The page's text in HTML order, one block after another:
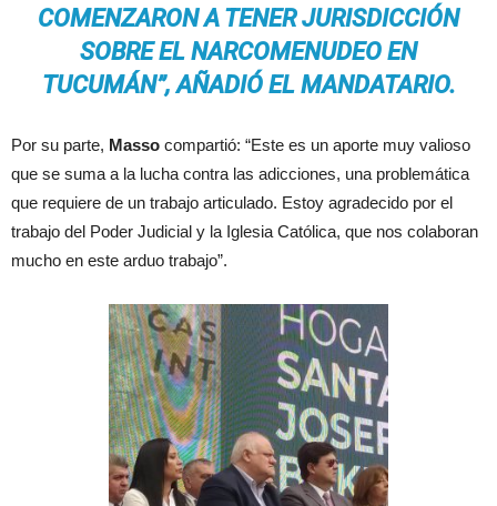
COMENZARON A TENER JURISDICCIÓN
SOBRE EL NARCOMENUDEO EN
TUCUMÁN”, AÑADIÓ EL MANDATARIO.
Por su parte, Masso compartió: “Este es un aporte muy valioso
que se suma a la lucha contra las adicciones, una problemática
que requiere de un trabajo articulado. Estoy agradecido por el
trabajo del Poder Judicial y la Iglesia Católica, que nos colaboran
mucho en este arduo trabajo”.